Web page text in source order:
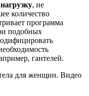
, не
количество
программа
подобных
гантелей.